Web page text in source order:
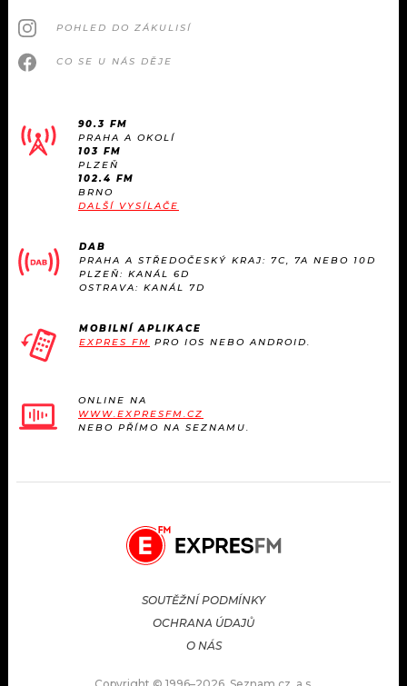
POHLED DO ZÁKULISÍ
CO SE U NÁS DĚJE
90.3 FM
PRAHA A OKOLÍ
103 FM
PLZEŇ
102.4 FM
BRNO
DALŠÍ VYSÍLAČE
DAB
PRAHA A STŘEDOČESKÝ KRAJ: 7C, 7A NEBO 10D
PLZEŇ: KANÁL 6D
OSTRAVA: KANÁL 7D
MOBILNÍ APLIKACE
EXPRES FM PRO IOS NEBO ANDROID.
ONLINE NA
WWW.EXPRESFM.CZ
NEBO PŘÍMO NA SEZNAMU.
SOUTĚŽNÍ PODMÍNKY
OCHRANA ÚDAJŮ
O NÁS